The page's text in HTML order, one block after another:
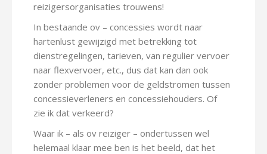
reizigersorganisaties trouwens!
In bestaande ov – concessies wordt naar
hartenlust gewijzigd met betrekking tot
dienstregelingen, tarieven, van regulier vervoer
naar flexvervoer, etc., dus dat kan dan ook
zonder problemen voor de geldstromen tussen
concessieverleners en concessiehouders. Of
zie ik dat verkeerd?
Waar ik – als ov reiziger – ondertussen wel
helemaal klaar mee ben is het beeld, dat het